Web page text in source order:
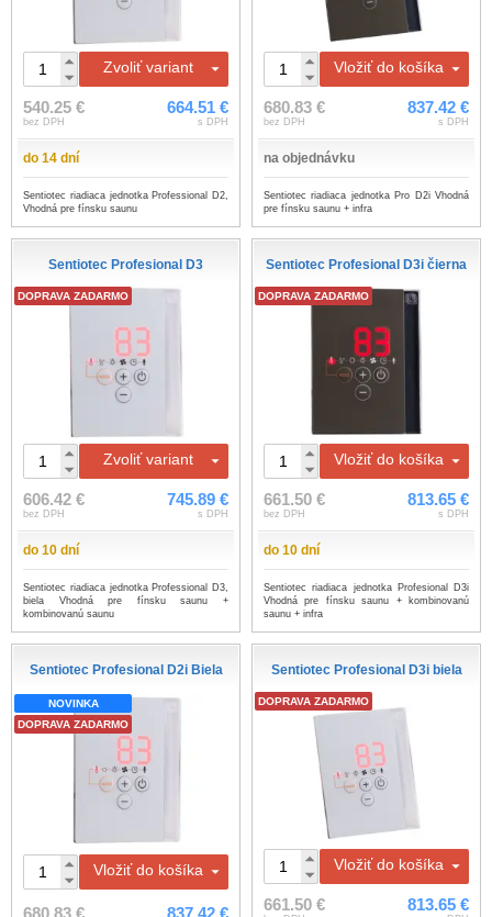
Zvoliť variant
540.25 €
bez DPH
664.51 €
s DPH
do 14 dní
Sentiotec riadiaca jednotka Professional D2,
Vhodná pre fínsku saunu
Vložiť do košíka
680.83 €
bez DPH
837.42 €
s DPH
na objednávku
Sentiotec riadiaca jednotka Pro D2i Vhodná
pre fínsku saunu + infra
Sentiotec Profesional D3
DOPRAVA ZADARMO
Zvoliť variant
606.42 €
bez DPH
745.89 €
s DPH
do 10 dní
Sentiotec riadiaca jednotka Professional D3,
biela Vhodná pre fínsku saunu +
kombinovanú saunu
Sentiotec Profesional D3i čierna
DOPRAVA ZADARMO
Vložiť do košíka
661.50 €
bez DPH
813.65 €
s DPH
do 10 dní
Sentiotec riadiaca jednotka Profesional D3i
Vhodná pre fínsku saunu + kombinovanú
saunu + infra
Sentiotec Profesional D2i Biela
NOVINKA
DOPRAVA ZADARMO
Vložiť do košíka
Sentiotec Profesional D3i biela
DOPRAVA ZADARMO
Vložiť do košíka
661.50 € 813.65 €